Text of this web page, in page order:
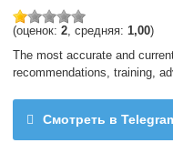
(оценок: 2, средняя: 1,00)
The most accurate and
recommendations, training,
Смотреть в